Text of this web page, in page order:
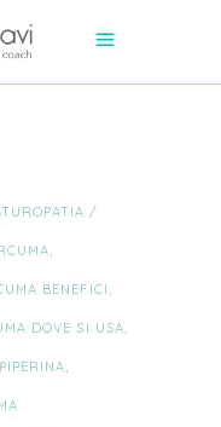
,
BENEFICI ,
DOVE SI USA,
,